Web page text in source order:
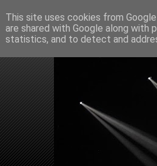
This site uses cookies from
are shared with Google along with
statistics, and to detect and